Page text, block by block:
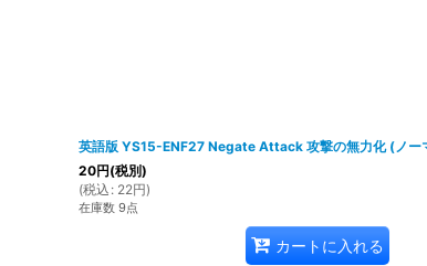
英語版 YS15-ENF27 Negate Attack 攻撃の無力化 (ノ
20円(税別)
(税込 : 22円)
在庫数 9点
カートに入れる